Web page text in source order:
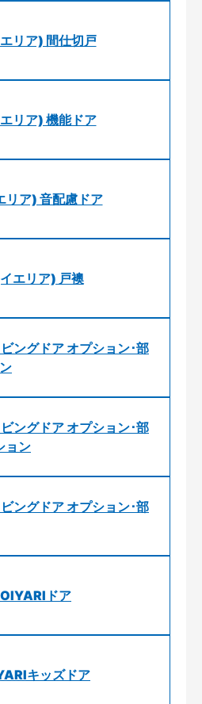
リア) 間仕切戸
リア) 機能ドア
ア) 音配慮ドア
エリア) 戸襖
ングドア オプション･部
ングドア オプション･部
ョン
ングドア オプション･部
ドア
キッズドア